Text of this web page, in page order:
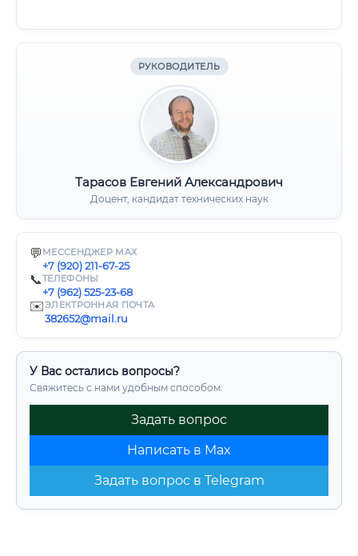
РУКОВОДИТЕЛЬ
Тарасов Евгений Александрович
Доцент, кандидат технических наук
💬 МЕССЕНДЖЕР MAX
+7 (920) 211-67-25
📞ТЕЛЕФОНЫ
+7 (962) 525-23-68
✉️ЭЛЕКТРОННАЯ ПОЧТА
382652@mail.ru
У Вас остались вопросы?
Свяжитесь с нами удобным способом:
Задать вопрос
Написать в Max
Задать вопрос в Telegram